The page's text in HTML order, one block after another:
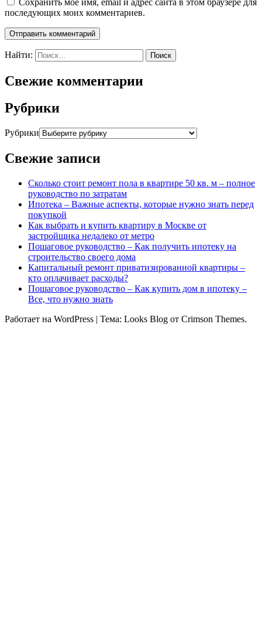
последующих моих комментариев.
Найти:
Свежие комментарии
Рубрики
Рубрики
Свежие записи
Сколько стоит ремонт пола в квартире 50 кв. м – полное
руководство по затратам
Ипотека – Важные аспекты, которые нужно знать перед
покупкой
Как выбрать и купить квартиру в Москве от
застройщика недалеко от метро
Пошаговое руководство – Как получить ипотеку на
строительство своего дома
Капитальный ремонт приватизированной квартиры –
кто оплачивает расходы?
Пошаговое руководство – Как купить дом в ипотеку –
Все, что нужно знать
Работает на WordPress | Тема: Looks Blog от Crimson Themes.